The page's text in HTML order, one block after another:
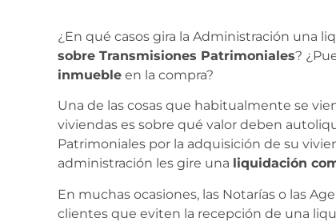
¿En qué casos gira la Administración una
sobre Transmisiones Patrimoniales?
inmueble en la compra?
Una de las cosas que habitualmente se
viviendas es sobre qué valor deben
Patrimoniales por la adquisición de su
administración les gire una liquidación
En muchas ocasiones, las Notarías o las
clientes que eviten la recepción de una